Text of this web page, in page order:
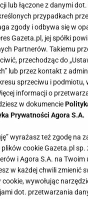
lub łączone z danymi
przypadkach
zgody i odbywa się w
Gazeta.pl, jej spółki
Partnerów. Takiemu
przechodząc do
lub przez kontakt z
sprzeciwu i podmiotu,
informacji o
w dokumencie
Prywatności Agora S.A.
wyrażasz też zgodę na
cookie Gazeta.pl sp.
i Agora S.A. na Twoim
w każdej chwili zmienić
wywołując
dot. przetwarzania